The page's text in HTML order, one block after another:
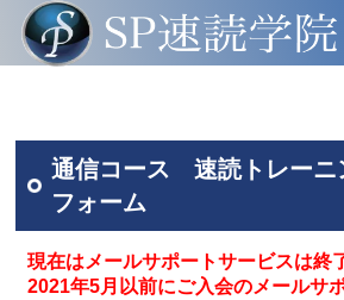
通信コース 速読トレーニ
フォーム
現在はメールサポートサービスは終
2021年5月以前にご入会のメールサ